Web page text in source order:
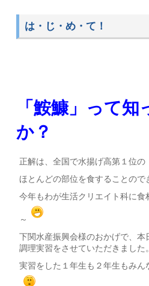
は・じ・め・て！
「鮟鱇」って
か？
正解は、全国で水揚げ高第１位の
ほとんどの部位を食することので
今年もわが生活クリエイト科に食
～
下関水産振興会様のおかげで、
調理実習をさせていただきました。
実習をした１年生も２年生もみん